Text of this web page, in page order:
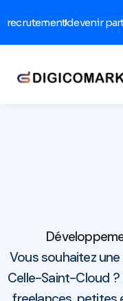
recrutementdevenir
Vous souhaitez
Celle-Saint-Cloud ?